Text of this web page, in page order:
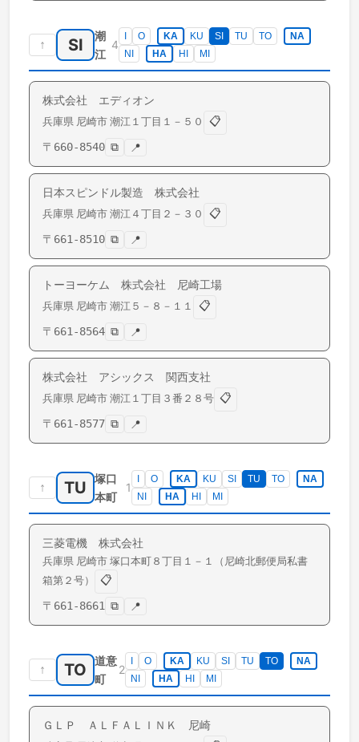
↑ SI
潮
江
4
O KA KU SI TU TO
NA
NI
HA HI MI
株式会社 エディオン
兵庫県 尼崎市 潮江 １丁目１－５０
📋
〒 660-8540 ⧉ 📍
日本スピンドル製造 株式会社
兵庫県 尼崎市 潮江 ４丁目２－３０
📋
〒 661-8510 ⧉ 📍
トーヨーケム 株式会社 尼崎工場
兵庫県 尼崎市 潮江 ５－８－１１
📋
〒 661-8564 ⧉ 📍
株式会社 アシックス 関西支社
兵庫県 尼崎市 潮江 １丁目３番２８号 📋
〒 661-8577 ⧉ 📍
↑ TU
塚口
本町
1
O KA KU SI TU TO
NA
NI
HA HI MI
三菱電機 株式会社
兵庫県 尼崎市 塚口本町 ８丁目１－１（尼崎北郵便局私書
箱第２号）
📋
〒 661-8661 ⧉ 📍
↑ TO
道意
町
2
O KA KU SI TU TO
NA
NI
HA HI MI
ＧＬＰ ＡＬＦＡＬＩＮＫ 尼崎